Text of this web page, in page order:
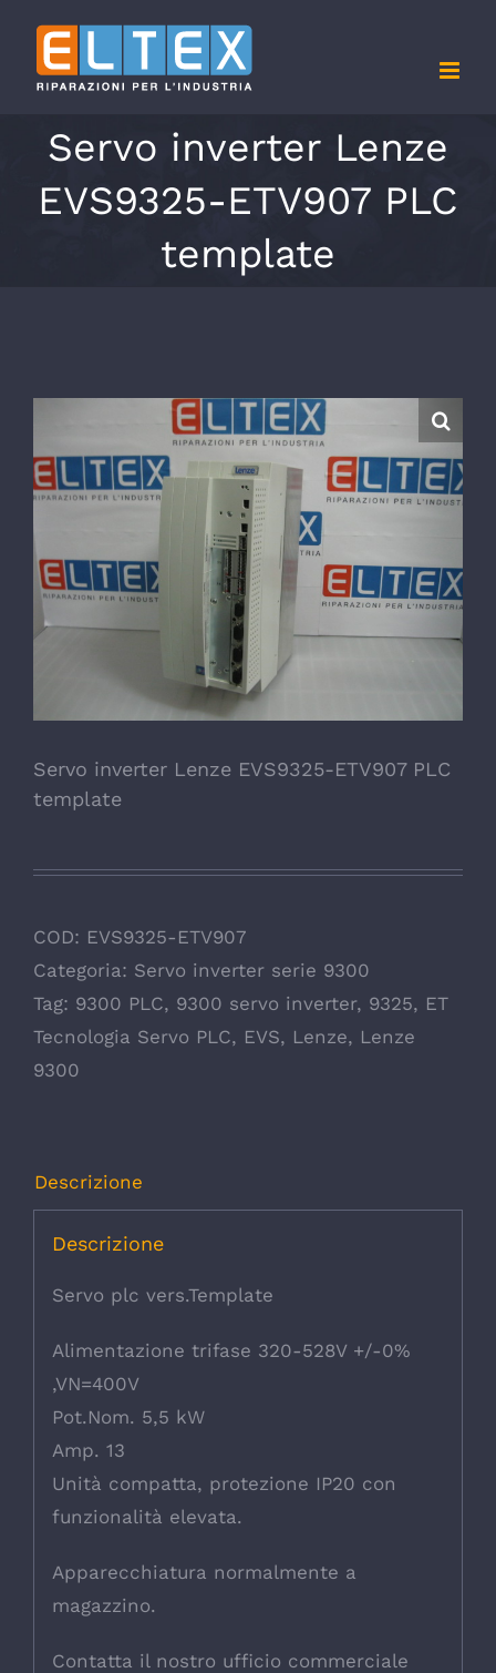
contenuto
Servo inverter Lenze
EVS9325-ETV907 PLC
template
Servo inverter Lenze EVS9325-ETV907 PLC
template
COD: EVS9325-ETV907
Categoria: Servo inverter serie 9300
Tag: 9300 PLC, 9300 servo inverter, 9325, ET
Tecnologia Servo PLC, EVS, Lenze, Lenze
9300
Descrizione
Descrizione
Servo plc vers.Template
Alimentazione trifase 320-528V +/-0%
,VN=400V
Pot.Nom. 5,5 kW
Amp. 13
Unità compatta, protezione IP20 con
funzionalità elevata.
Apparecchiatura normalmente a
magazzino.
Contatta il nostro ufficio commerciale